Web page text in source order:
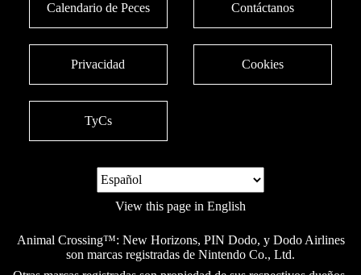
Calendario de Peces Contáctanos
Privacidad Cookies
TyCs
View this page in English
Animal Crossing™: New Horizons, PIN Dodo, y Dodo Airlines
son marcas registradas de Nintendo Co., Ltd.